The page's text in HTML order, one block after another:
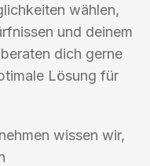
wählen,
und deinem
dich gerne
Lösung für
wissen wir,